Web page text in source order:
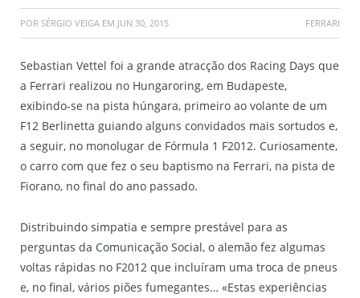
POR SÉRGIO VEIGA EM JUN 30, 2015 FERRARI
Sebastian Vettel foi a grande atracção dos Racing Days que
a Ferrari realizou no Hungaroring, em Budapeste,
exibindo-se na pista húngara, primeiro ao volante de um
F12 Berlinetta guiando alguns convidados mais sortudos e,
a seguir, no monolugar de Fórmula 1 F2012. Curiosamente,
o carro com que fez o seu baptismo na Ferrari, na pista de
Fiorano, no final do ano passado.
Distribuindo simpatia e sempre prestável para as
perguntas da Comunicação Social, o alemão fez algumas
voltas rápidas no F2012 que incluíram uma troca de pneus
e, no final, vários piões fumegantes… «Estas experiências